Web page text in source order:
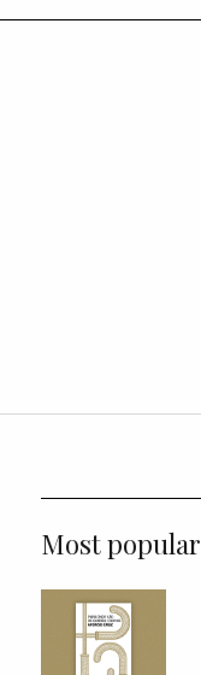
Most popular